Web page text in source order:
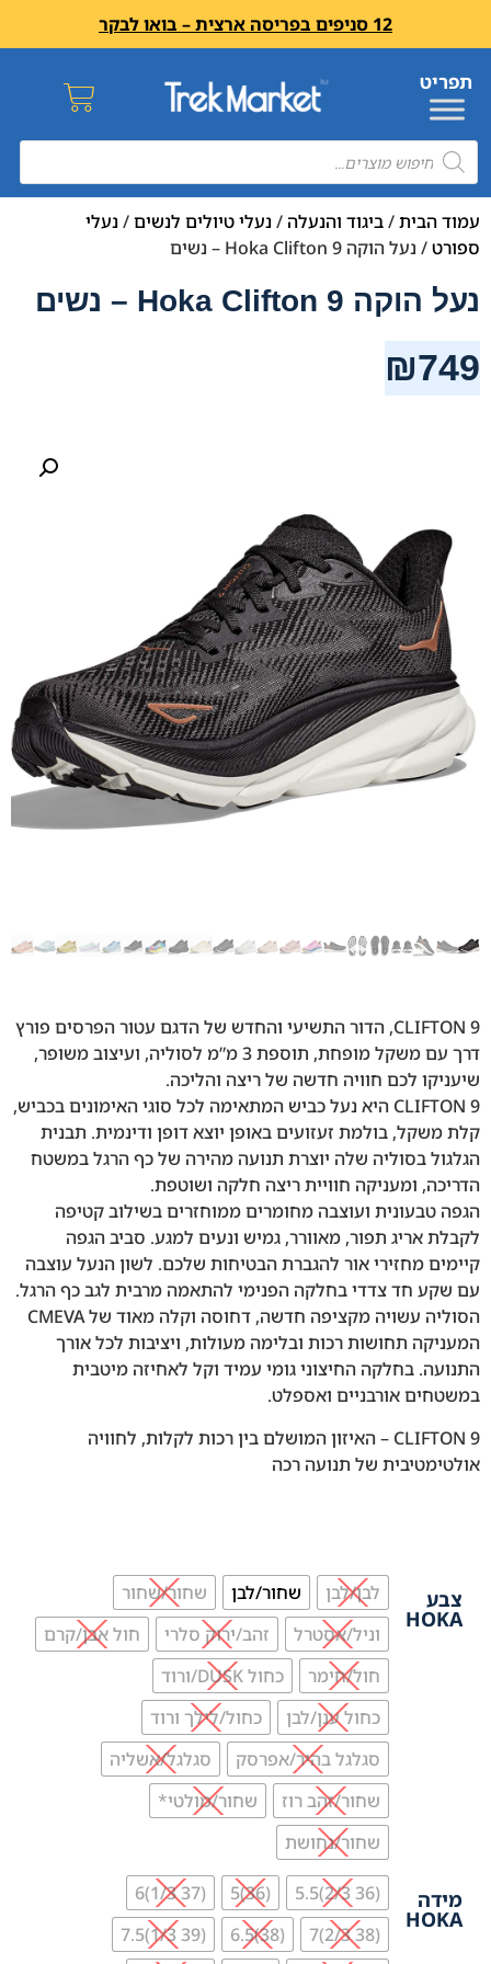
12 סניפים בפריסה ארצית – בואו לבקר
עמוד הבית/ביגוד והנעלה / נעלי טיולים לנשים/ נעלי
ספורט/ נעל הוקה Hoka Clifton 9 – נשים
נעל הוקה Hoka Clifton 9 – נשים
₪749
CLIFTON 9, הדור התשיעי והחדש של הדגם עטור הפרסים פורץ
דרך עם משקל מופחת, תוספת 3 מ”מ לסוליה, ועיצוב משופר,
שיעניקו לכם חוויה חדשה של ריצה והליכה.
CLIFTON 9 היא נעל כביש המתאימה לכל סוגי האימונים בכביש,
קלת משקל, בולמת זעזועים באופן יוצא דופן ודינמית. תבנית
הגלגול בסוליה שלה יוצרת תנועה מהירה של כף הרגל במשטח
הדריכה, ומעניקה חוויית ריצה חלקה ושוטפת.
הגפה טבעונית ועוצבה מחומרים ממוחזרים בשילוב קטיפה
לקבלת אריג תפור, מאוורר, גמיש ונעים למגע. סביב הגפה
קיימים מחזירי אור להגברת הבטיחות שלכם. לשון הנעל עוצבה
עם שקע חד צדדי בחלקה הפנימי להתאמה מרבית לגב כף הרגל.
הסוליה עשויה מקציפה חדשה, דחוסה וקלה מאוד של CMEVA
המעניקה תחושות רכות ובלימה מעולות, ויציבות לכל אורך
התנועה. בחלקה החיצוני גומי עמיד וקל לאחיזה מיטבית
במשטחים אורבניים ואספלט.
CLIFTON 9 – האיזון המושלם בין רכות לקלות, לחוויה
אולטימטיבית של תנועה רכה
צבע
HOKA
לבן/לבן שחור/לבן
שחור/שחור
וניל/אסטרל
זהב/ירוק סלרי
חול אבן/קרם
חול/חימר
כחול DUSK/ורוד
כחול ענן/לבן
כחול/לילך ורוד
סגלגל בהיר/אפרסק
סגלגל/אשליה
שחור/זהב רוז
שחור/מולטי*
שחור/נחושת
מידה
HOKA
(36 2/3)5.5
(36)5
(37 1/3)6
(38 2/3)7
(38)6.5
(39 1/3)7.5